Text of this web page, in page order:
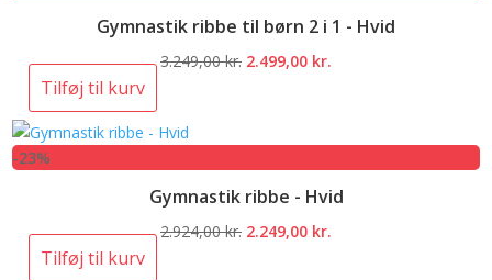
Gymnastik ribbe til børn 2 i 1 - Hvid
3.249,00kr. Den
2.499,00 kr.
Tilføj til kurv
-23%
Gymnastik ribbe - Hvid
2.924,00kr. Den
2.249,00 kr.
Tilføj til kurv